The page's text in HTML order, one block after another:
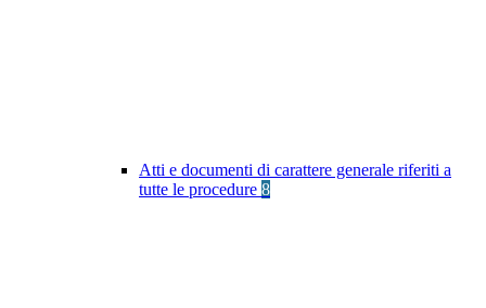
Atti e documenti di carattere generale riferiti a
tutte le procedure 8